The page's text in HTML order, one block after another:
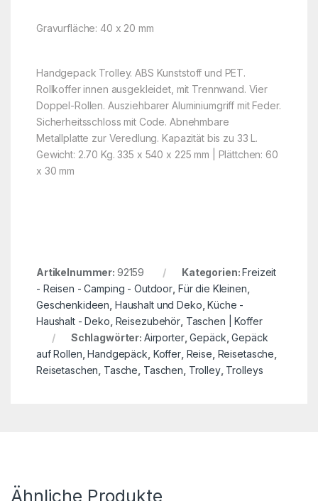
Gravurfläche: 40 x 20 mm
Handgepack Trolley. ABS Kunststoff und PET.
Rollkoffer innen ausgekleidet, mit Trennwand. Vier
Doppel-Rollen. Ausziehbarer Aluminiumgriff mit Feder.
Sicherheitsschloss mit Code. Abnehmbare
Metallplatte zur Veredlung. Kapazität bis zu 33 L.
Gewicht: 2.70 Kg. 335 x 540 x 225 mm | Plättchen: 60
x 30 mm
Artikelnummer: 92159 Kategorien:Freizeit
- Reisen - Camping - Outdoor Für die Kleinen
Geschenkideen Haushalt und Deko ,Küche -
Haushalt - Deko Reisezubehör, Taschen | Koffer
Schlagwörter: Airporter,Gepäck ,Gepäck
auf Rollen ,Handgepäck Koffer, Reise Reisetasche
Reisetaschen Tasche Taschen Trolley, Trolleys
Ähnliche Produkte